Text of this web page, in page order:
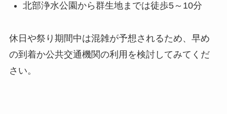
北部浄水公園から群生地までは徒歩5～10分
休日や祭り期間中は混雑が予想されるため、早め
の到着か公共交通機関の利用を検討してみてくだ
さい。